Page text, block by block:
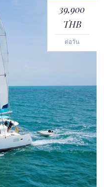
39,900
THB
ต่อวัน